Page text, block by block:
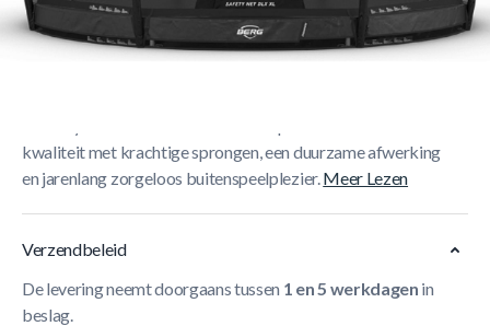
Korte Beschrijving
kwaliteit met krachtige sprongen, een duurzame afwerking
en jarenlang zorgeloos buitenspeelplezier.Meer Lezen
Verzendbeleid
De levering neemt doorgaans tussen 1 en 5 werkdagen in
beslag.